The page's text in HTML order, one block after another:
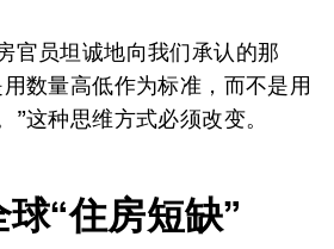
官员坦诚地向我们承认的那
数量高低作为标准，而不是用
”这种思维方式必须改变。
“住房短缺”